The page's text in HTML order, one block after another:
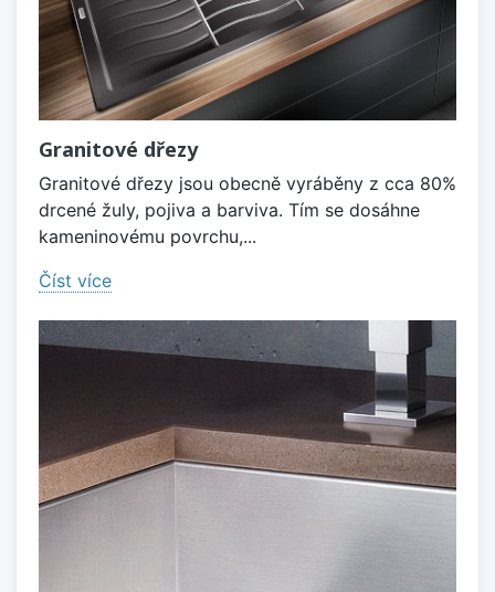
Granitové dřezy
Granitové dřezy jsou obecně vyráběny z cca 80%
drcené žuly, pojiva a barviva. Tím se dosáhne
kameninovému povrchu,...
Číst více